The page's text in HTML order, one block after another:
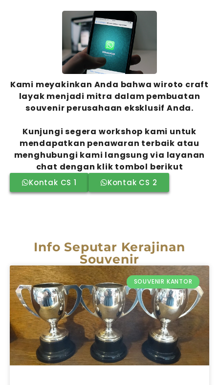
Kami meyakinkan Anda bahwa wiroto craft
layak menjadi mitra dalam pembuatan
souvenir perusahaan eksklusif Anda.
Kunjungi segera workshop kami untuk
mendapatkan penawaran terbaik atau
menghubungi kami langsung via layanan
chat dengan klik tombol berikut
Kontak CS 1 Kontak CS 2
Info Seputar Kerajinan
Souvenir
SOUVENIR KANTOR